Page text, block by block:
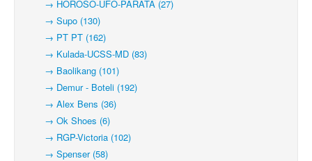
→ HOROSO-UFO-PARATA (27)
→ Supo (130)
→ PT PT (162)
→ Kulada-UCSS-MD (83)
→ Baolikang (101)
→ Demur - Boteli (192)
→ Alex Bens (36)
→ Ok Shoes (6)
→ RGP-Victoria (102)
→ Spenser (58)